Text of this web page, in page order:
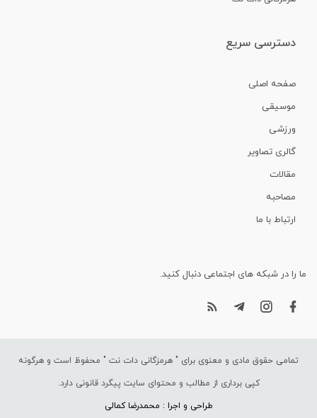
دسترسی سریع
صفحه اصلی
موسیقی
ورزشی
گالری تصاویر
مقالات
مصاحبه
ارتباط با ما
ما را در شبکه های اجتماعی دنبال کنید.
تمامی حقوق مادی و معنوی برای " هرمزگانی دات نت " محفوظ است و هرگونه
کپی برداری از مطالب و محتوای سایت پیگرد قانونی دارد.
طراحی و اجرا : محمدرضا کمالی